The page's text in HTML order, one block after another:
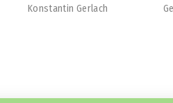
Georg Weidinger